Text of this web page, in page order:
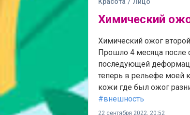
Химический
Химический ожог
Прошло 4 месяца после
последующей
теперь в рельефе моей
кожи где был ожог
#внешность
22 сентября 2022, 20:52